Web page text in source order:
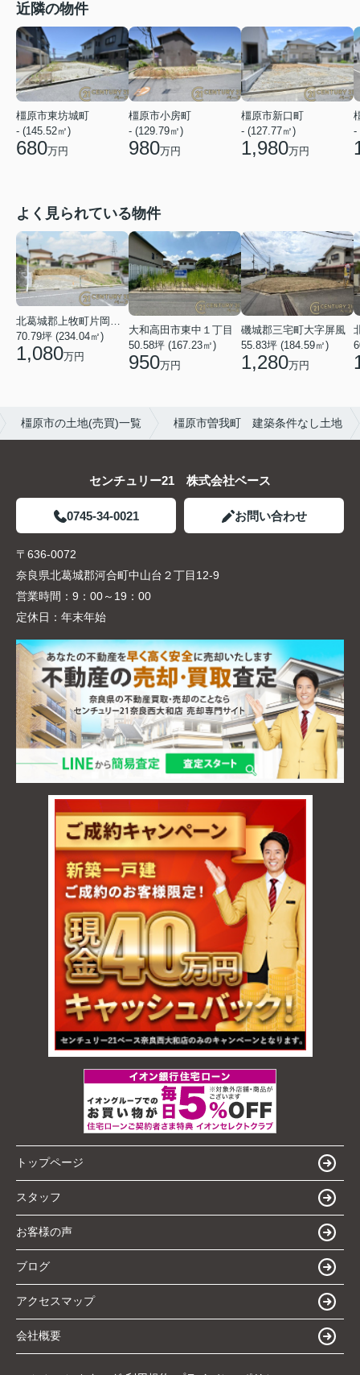
近隣の物件
橿原市東坊城町
- (145.52㎡)
680万円
橿原市小房町
- (129.79㎡)
980万円
橿原市新口町
- (127.77㎡)
1,980万円
-
よく見られている物件
70.79坪 (234.04㎡)
1,080万円
大和高田市東中１丁目
50.58坪 (167.23㎡)
950万円
磯城郡三宅町大字屏風
55.83坪 (184.59㎡)
1,280万円
橿原市の土地(売買)一覧 橿原市曽我町 建築条件なし土地
センチュリー21 株式会社ベース
0745-34-0021 お問い合わせ
〒636-0072
奈良県北葛城郡河合町中山台２丁目12-9
営業時間： 9：00～19：00
定休日： 年末年始
トップページ
スタッフ
お客様の声
ブログ
アクセスマップ
会社概要